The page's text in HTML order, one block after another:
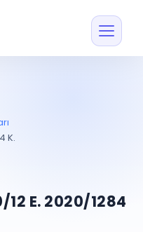
Kişiler ve
Müvekkil ve taraf
K.
E. 2020/1284